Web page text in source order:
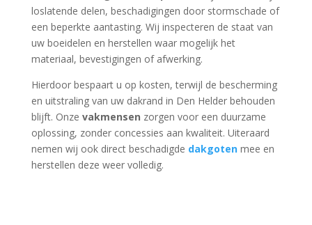
loslatende delen, beschadigingen door stormschade of
een beperkte aantasting. Wij inspecteren de staat van
uw boeidelen en herstellen waar mogelijk het
materiaal, bevestigingen of afwerking.
Hierdoor bespaart u op kosten, terwijl de bescherming
en uitstraling van uw dakrand in Den Helder behouden
blijft. Onze vakmensen zorgen voor een duurzame
oplossing, zonder concessies aan kwaliteit. Uiteraard
nemen wij ook direct beschadigde dakgotenmee en
herstellen deze weer volledig.